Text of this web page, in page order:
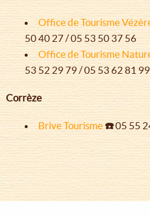
Office de Tourisme
50 40 27 / 05 53 50 37 56
Office de Tourisme
53 52 29 79 / 05 53 62 81 99
Corrèze
Brive Tourisme ☎️05 55